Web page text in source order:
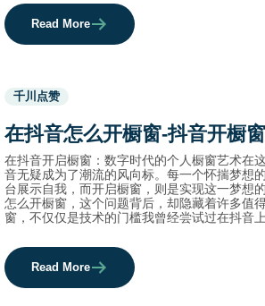
Read More
Used
before
category
names.
千川点赞
在抖音怎么开橱窗-抖音开橱
在抖音开启橱窗：数字时代的个人橱窗艺术在
音无疑成为了潮流的风向标。每一个怀揣梦想
台展示自我，而开启橱窗，则是实现这一梦想
怎么开橱窗，这个问题背后，却隐藏着许多值
窗，不仅仅是技术的门槛我曾经尝试过在抖音
Read More